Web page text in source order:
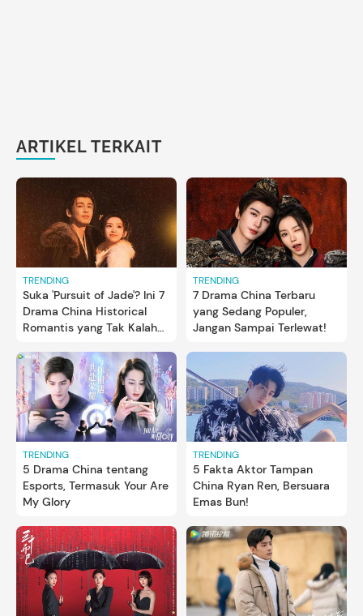
ARTIKEL TERKAIT
TRENDING
Suka 'Pursuit of Jade'? Ini 7
Drama China Historical
Romantis yang Tak Kalah
TRENDING
7 Drama China Terbaru
yang Sedang Populer,
Jangan Sampai Terlewat!
TRENDING
5 Drama China tentang
Esports, Termasuk Your Are
My Glory
TRENDING
5 Fakta Aktor Tampan
China Ryan Ren, Bersuara
Emas Bun!